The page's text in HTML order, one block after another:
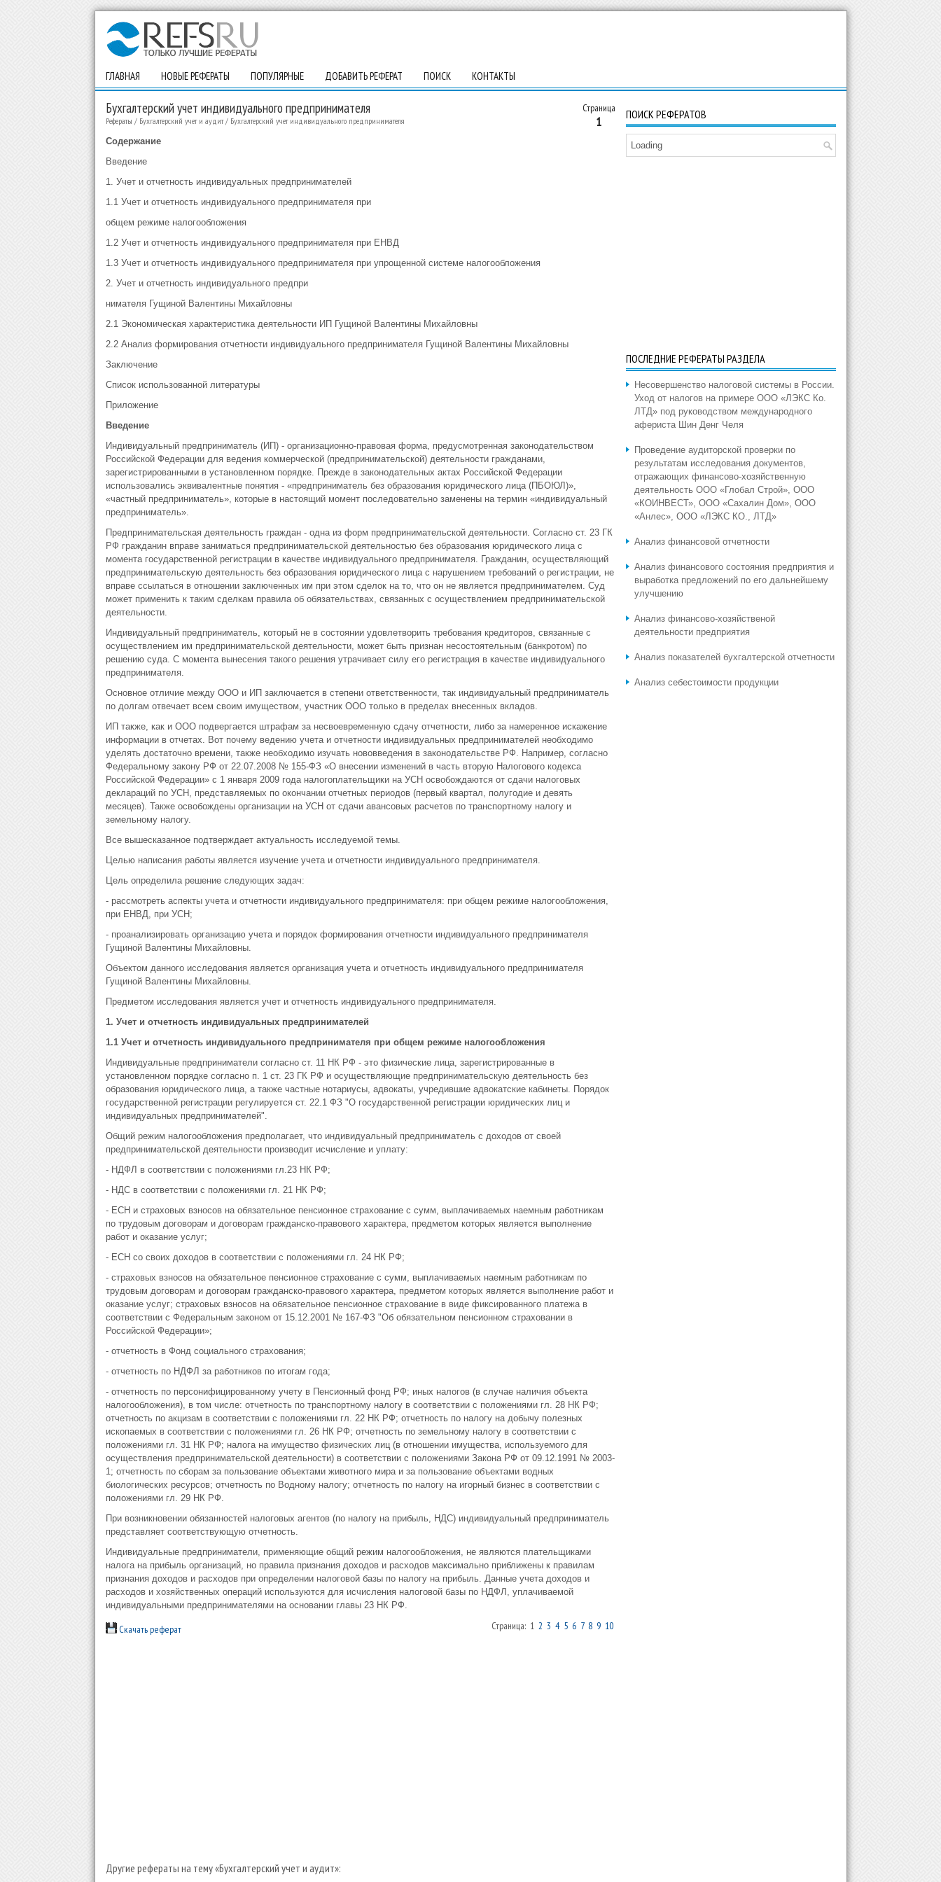
ГЛАВНАЯ НОВЫЕ РЕФЕРАТЫ ПОПУЛЯРНЫЕ ДОБАВИТЬ РЕФЕРАТ ПОИСК КОНТАКТЫ
Страница
1
Бухгалтерский учет индивидуального предпринимателя
Рефераты / Бухгалтерский учет и аудит/ Бухгалтерский учет индивидуального предпринимателя
Содержание
Введение
1. Учет и отчетность индивидуальных предпринимателей
1.1 Учет и отчетность индивидуального предпринимателя при
общем режиме налогообложения
1.2 Учет и отчетность индивидуального предпринимателя при ЕНВД
1.3 Учет и отчетность индивидуального предпринимателя при упрощенной системе налогообложения
2. Учет и отчетность индивидуального предпри
нимателя Гущиной Валентины Михайловны
2.1 Экономическая характеристика деятельности ИП Гущиной Валентины Михайловны
2.2 Анализ формирования отчетности индивидуального предпринимателя Гущиной Валентины Михайловны
Заключение
Список использованной литературы
Приложение
Введение
Индивидуальный предприниматель (ИП) - организационно-правовая форма, предусмотренная законодательством
Российской Федерации для ведения коммерческой (предпринимательской) деятельности гражданами,
зарегистрированными в установленном порядке. Прежде в законодательных актах Российской Федерации
использовались эквивалентные понятия - «предприниматель без образования юридического лица (ПБОЮЛ)»,
«частный предприниматель», которые в настоящий момент последовательно заменены на термин «индивидуальный
предприниматель».
Предпринимательская деятельность граждан - одна из форм предпринимательской деятельности. Согласно ст. 23 ГК
РФ гражданин вправе заниматься предпринимательской деятельностью без образования юридического лица с
момента государственной регистрации в качестве индивидуального предпринимателя. Гражданин, осуществляющий
предпринимательскую деятельность без образования юридического лица с нарушением требований о регистрации, не
вправе ссылаться в отношении заключенных им при этом сделок на то, что он не является предпринимателем. Суд
может применить к таким сделкам правила об обязательствах, связанных с осуществлением предпринимательской
деятельности.
Индивидуальный предприниматель, который не в состоянии удовлетворить требования кредиторов, связанные с
осуществлением им предпринимательской деятельности, может быть признан несостоятельным (банкротом) по
решению суда. С момента вынесения такого решения утрачивает силу его регистрация в качестве индивидуального
предпринимателя.
Основное отличие между ООО и ИП заключается в степени ответственности, так индивидуальный предприниматель
по долгам отвечает всем своим имуществом, участник ООО только в пределах внесенных вкладов.
ИП также, как и ООО подвергается штрафам за несвоевременную сдачу отчетности, либо за намеренное искажение
информации в отчетах. Вот почему ведению учета и отчетности индивидуальных предпринимателей необходимо
уделять достаточно времени, также необходимо изучать нововведения в законодательстве РФ. Например, согласно
Федеральному закону РФ от 22.07.2008 № 155-ФЗ «О внесении изменений в часть вторую Налогового кодекса
Российской Федерации» с 1 января 2009 года налогоплательщики на УСН освобождаются от сдачи налоговых
деклараций по УСН, представляемых по окончании отчетных периодов (первый квартал, полугодие и девять
месяцев). Также освобождены организации на УСН от сдачи авансовых расчетов по транспортному налогу и
земельному налогу.
Все вышесказанное подтверждает актуальность исследуемой темы.
Целью написания работы является изучение учета и отчетности индивидуального предпринимателя.
Цель определила решение следующих задач:
- рассмотреть аспекты учета и отчетности индивидуального предпринимателя: при общем режиме налогообложения,
при ЕНВД, при УСН;
- проанализировать организацию учета и порядок формирования отчетности индивидуального предпринимателя
Гущиной Валентины Михайловны.
Объектом данного исследования является организация учета и отчетность индивидуального предпринимателя
Гущиной Валентины Михайловны.
Предметом исследования является учет и отчетность индивидуального предпринимателя.
1. Учет и отчетность индивидуальных предпринимателей
1.1 Учет и отчетность индивидуального предпринимателя при общем режиме налогообложения
Индивидуальные предприниматели согласно ст. 11 НК РФ - это физические лица, зарегистрированные в
установленном порядке согласно п. 1 ст. 23 ГК РФ и осуществляющие предпринимательскую деятельность без
образования юридического лица, а также частные нотариусы, адвокаты, учредившие адвокатские кабинеты. Порядок
государственной регистрации регулируется ст. 22.1 ФЗ "О государственной регистрации юридических лиц и
индивидуальных предпринимателей".
Общий режим налогообложения предполагает, что индивидуальный предприниматель с доходов от своей
предпринимательской деятельности производит исчисление и уплату:
- НДФЛ в соответствии с положениями гл.23 НК РФ;
- НДС в соответствии с положениями гл. 21 НК РФ;
- ЕСН и страховых взносов на обязательное пенсионное страхование с сумм, выплачиваемых наемным работникам
по трудовым договорам и договорам гражданско-правового характера, предметом которых является выполнение
работ и оказание услуг;
- ЕСН со своих доходов в соответствии с положениями гл. 24 НК РФ;
- страховых взносов на обязательное пенсионное страхование с сумм, выплачиваемых наемным работникам по
трудовым договорам и договорам гражданско-правового характера, предметом которых является выполнение работ и
оказание услуг; страховых взносов на обязательное пенсионное страхование в виде фиксированного платежа в
соответствии с Федеральным законом от 15.12.2001 № 167-ФЗ "Об обязательном пенсионном страховании в
Российской Федерации»;
- отчетность в Фонд социального страхования;
- отчетность по НДФЛ за работников по итогам года;
- отчетность по персонифицированному учету в Пенсионный фонд РФ; иных налогов (в случае наличия объекта
налогообложения), в том числе: отчетность по транспортному налогу в соответствии с положениями гл. 28 НК РФ;
отчетность по акцизам в соответствии с положениями гл. 22 НК РФ; отчетность по налогу на добычу полезных
ископаемых в соответствии с положениями гл. 26 НК РФ; отчетность по земельному налогу в соответствии с
положениями гл. 31 НК РФ; налога на имущество физических лиц (в отношении имущества, используемого для
осуществления предпринимательской деятельности) в соответствии с положениями Закона РФ от 09.12.1991 № 2003-
1; отчетность по сборам за пользование объектами животного мира и за пользование объектами водных
биологических ресурсов; отчетность по Водному налогу; отчетность по налогу на игорный бизнес в соответствии с
положениями гл. 29 НК РФ.
При возникновении обязанностей налоговых агентов (по налогу на прибыль, НДС) индивидуальный предприниматель
представляет соответствующую отчетность.
Индивидуальные предприниматели, применяющие общий режим налогообложения, не являются плательщиками
налога на прибыль организаций, но правила признания доходов и расходов максимально приближены к правилам
признания доходов и расходов при определении налоговой базы по налогу на прибыль. Данные учета доходов и
расходов и хозяйственных операций используются для исчисления налоговой базы по НДФЛ, уплачиваемой
индивидуальными предпринимателями на основании главы 23 НК РФ.
Скачать реферат Страница: 1 2 3 4 5 6 7 8 9 10
Другие рефераты на тему «Бухгалтерский учет и аудит»:
ПОИСК РЕФЕРАТОВ
Loading
ПОСЛЕДНИЕ РЕФЕРАТЫ РАЗДЕЛА
Несовершенство налоговой системы в России.
Уход от налогов на примере ООО «ЛЭКС Ко.
ЛТД» под руководством международного
афериста Шин Денг Челя
Проведение аудиторской проверки по
результатам исследования документов,
отражающих финансово-хозяйственную
деятельность ООО «Глобал Строй», ООО
«КОИНВЕСТ», ООО «Сахалин Дом», ООО
«Анлес», ООО «ЛЭКС КО., ЛТД»
Анализ финансовой отчетности
Анализ финансового состояния предприятия и
выработка предложений по его дальнейшему
улучшению
Анализ финансово-хозяйственой
деятельности предприятия
Анализ показателей бухгалтерской отчетности
Анализ себестоимости продукции